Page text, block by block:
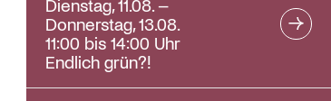
Dienstag, 11.08. –
Donnerstag, 13.08.
11:00 bis 14:00 Uhr
Endlich grün?!